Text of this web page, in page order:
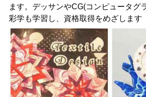
ます。デッサンやCG(コンピュータグ
彩学も学習し、資格取得をめざします